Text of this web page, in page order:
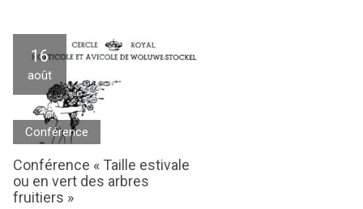
16
août
Conférence
Conférence « Taille estivale
ou en vert des arbres
fruitiers »